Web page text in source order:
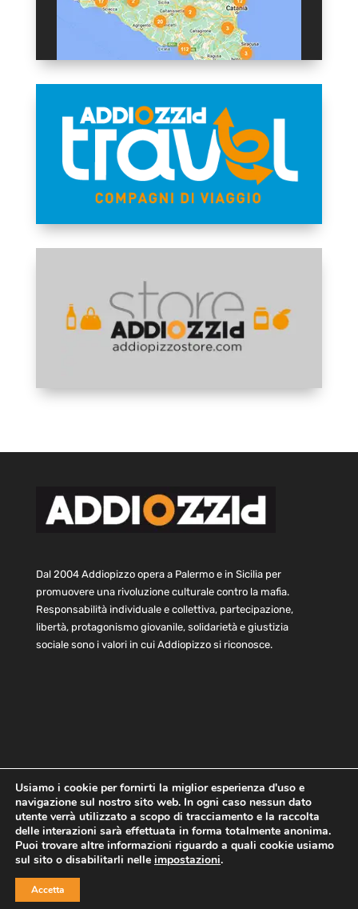
Dal 2004 Addiopizzo opera a Palermo e in Sicilia per
promuovere una rivoluzione culturale contro la mafia.
Responsabilità individuale e collettiva, partecipazione,
libertà, protagonismo giovanile, solidarietà e giustizia
sociale sono i valori in cui Addiopizzo si riconosce.
Home Statuto e bilancio
Contatti
Privacy
Cookie Child Protection Policy
Copyright © 2021 AddioPizzo | Tutti i diritti riservati | Sede
Usiamo i cookie per fornirti la miglior esperienza d'uso e
navigazione sul nostro sito web. In ogni caso nessun dato
utente verrà utilizzato a scopo di tracciamento e la raccolta
delle interazioni sarà effettuata in forma totalmente anonima.
Puoi trovare altre informazioni riguardo a quali cookie usiamo
sul sito o disabilitarli nelle impostazioni.
Accetta